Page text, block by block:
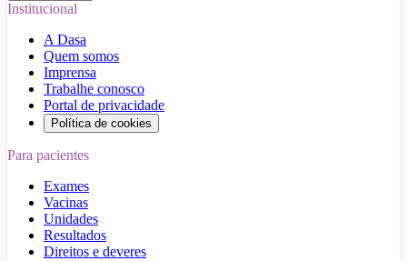
Institucional
A Dasa
Quem somos
Imprensa
Trabalhe conosco
Portal de privacidade
Política de cookies
Para pacientes
Exames
Vacinas
Unidades
Resultados
Direitos e deveres